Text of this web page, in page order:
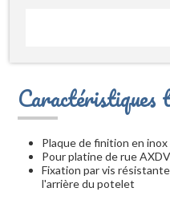
Caractéristiques
Plaque de finition en inox
Pour platine de rue
Fixation par vis
l'arrière du potelet